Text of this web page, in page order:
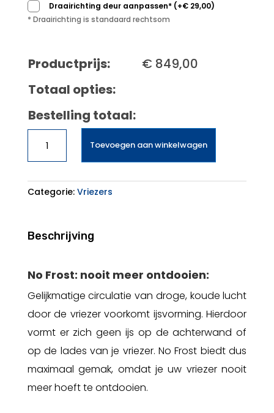
Draairichting deur aanpassen* (+€29,00)
* Draairichting is standaard rechtsom
Productprijs: €849,00
Totaal opties:
Bestelling totaal:
GSN33FWEV
aantal
Toevoegen aan winkelwagen
Categorie: Vriezers
Beschrijving
No Frost: nooit meer ontdooien:
Gelijkmatige circulatie van droge, koude lucht
door de vriezer voorkomt ijsvorming. Hierdoor
vormt er zich geen ijs op de achterwand of
op de lades van je vriezer. No Frost biedt dus
maximaal gemak, omdat je uw vriezer nooit
meer hoeft te ontdooien.